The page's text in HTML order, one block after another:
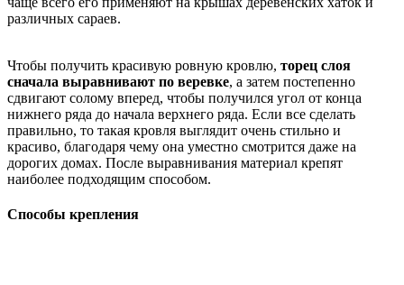
различных сараев.
Чтобы получить красивую ровную кровлю, торец слоя
сначала выравнивают по веревке, а затем постепенно
сдвигают солому вперед, чтобы получился угол от конца
нижнего ряда до начала верхнего ряда. Если все сделать
правильно, то такая кровля выглядит очень стильно и
красиво, благодаря чему она уместно смотрится даже на
дорогих домах. После выравнивания материал крепят
наиболее подходящим способом.
Способы крепления